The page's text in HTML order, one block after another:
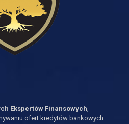
Ekspertów Finansowych,
ofert kredytów bankowych